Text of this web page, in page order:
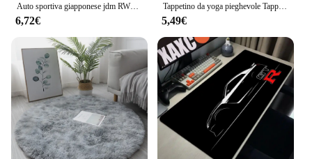
Auto sportiva giapponese jdm RWB 911 964 933 Anime Mousepad Boy Pad Tappetino per mouse in gomma naturale Tappetino da scrivania Dimensioni per Gameing World of Tanks C
6,72€
Tappetino da yoga pieghevole Tappetino per esercizi fitness da viaggio pieghevole EVA ecologico Spessore 3 mm/4 mm per yoga, pilates e allenamenti sul pavimento
5,49€